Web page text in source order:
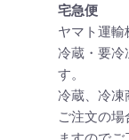
宅急便
ヤマト運
冷蔵・要冷
す。
冷蔵、冷凍
ご注文の